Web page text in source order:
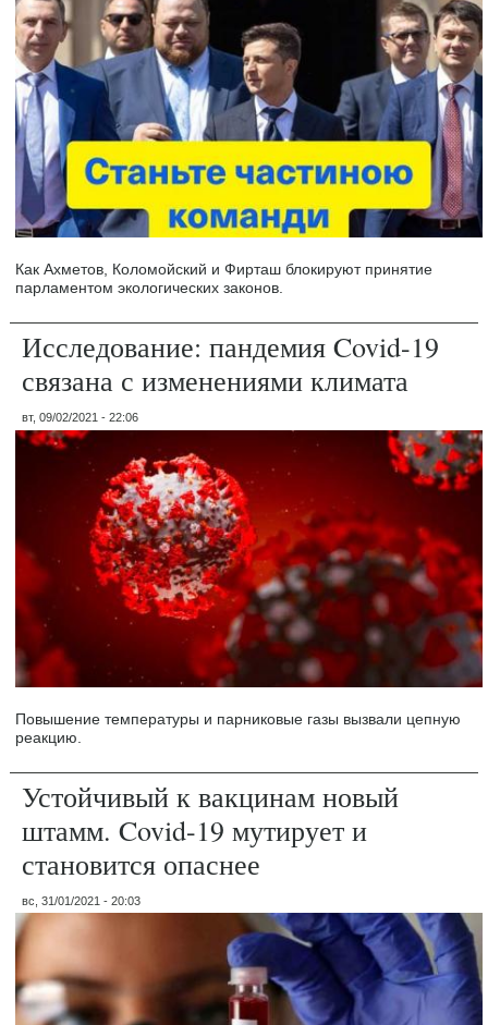
Как Ахметов, Коломойский и Фирташ блокируют принятие
парламентом экологических законов.
Исследование: пандемия Covid-19
связана с изменениями климата
вт, 09/02/2021 - 22:06
Повышение температуры и парниковые газы вызвали цепную
реакцию.
Устойчивый к вакцинам новый
штамм. Covid-19 мутирует и
становится опаснее
вс, 31/01/2021 - 20:03